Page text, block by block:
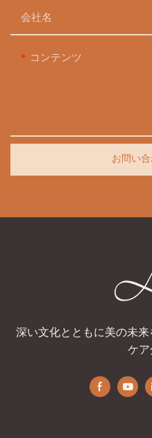
会社名
コンテンツ
お問い
深い文化とともに美の未
ケア